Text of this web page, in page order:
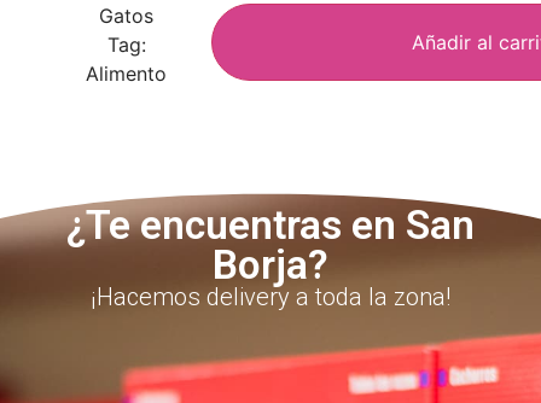
Gatos
Tag:
Alimento
Añadir al
¿Te encuentras en San
Borja?
¡Hacemos delivery a toda la zona!